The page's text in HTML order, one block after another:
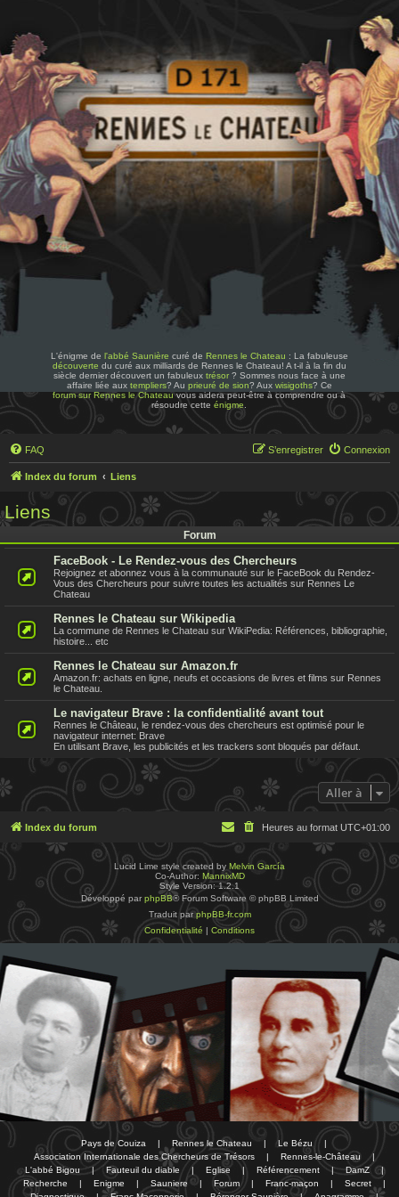
L'énigme de l'abbé Saunière curé de Rennes le Chateau : La fabuleuse
découverte du curé aux milliards de Rennes le Chateau! A t-il à la fin du
siècle dernier découvert un fabuleux trésor? Sommes nous face à une
affaire liée aux templiers? Au prieuré de sion? Aux wisigoths? Ce
forum sur Rennes le Chateauvous aidera peut-être à comprendre ou à
résoudre cetteénigme
FAQ Connexion
S’enregistrer
Index du forum Liens
Liens
Forum
FaceBook - Le Rendez-vous des Chercheurs
Rejoignez et abonnez vous à la communauté sur le FaceBook du Rendez-
Vous des Chercheurs pour suivre toutes les actualités sur Rennes Le
Chateau
Rennes le Chateau sur Wikipedia
La commune de Rennes le Chateau sur WikiPedia: Références, bibliographie,
histoire... etc
Rennes le Chateau sur Amazon.fr
Amazon.fr: achats en ligne, neufs et occasions de livres et films sur Rennes
le Chateau.
Le navigateur Brave : la confidentialité avant tout
Rennes le Château, le rendez-vous des chercheurs est optimisé pour le
navigateur internet: Brave
En utilisant Brave, les publicités et les trackers sont bloqués par défaut.
Aller à
Index du forum Heures au format UTC+01:00
Lucid Lime style created by Melvin García
Co-Author: MannixMD
Style Version: 1.2.1
Développé par phpBB® Forum Software © phpBB Limited
Traduit par phpBB-fr.com
Confidentialité | Conditions
Pays de Couiza | Rennes le Chateau | Le Bézu
|
Association Internationale des Chercheurs de Trésors
| Rennes-le-Château
|
L'abbé Bigou
| Fauteuil du diable | Eglise | Référencement | DamZ
|
Recherche
| Enigme | Sauniere | Forum | Franc-maçon | Secret
|